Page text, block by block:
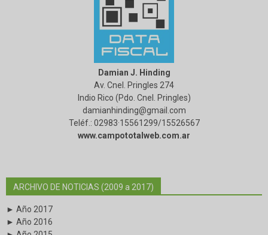
Damian J. Hinding
Av. Cnel. Pringles 274
Indio Rico (Pdo. Cnel. Pringles)
damianhinding@gmail.com
Teléf.: 02983·15561299/15526567
www.campototalweb.com.ar
ARCHIVO DE NOTICIAS (2009 a 2017)
► Año 2017
► Año 2016